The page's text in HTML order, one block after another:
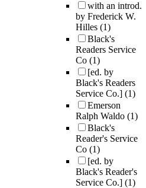
with an introd.
by Frederick W.
Hilles (1)
Black's
Readers Service
Co (1)
[ed. by
Black's Readers
Service Co.] (1)
Emerson
Ralph Waldo (1)
Black's
Reader's Service
Co (1)
[ed. by
Black's Reader's
Service Co.] (1)